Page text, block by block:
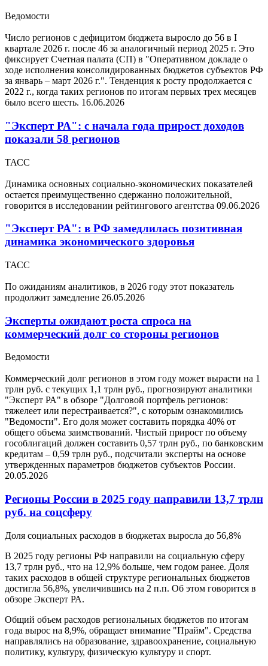
Ведомости
Число регионов с дефицитом бюджета выросло до 56 в I
квартале 2026 г. после 46 за аналогичный период 2025 г. Это
фиксирует Счетная палата (СП) в "Оперативном докладе о
ходе исполнения консолидированных бюджетов субъектов РФ
за январь – март 2026 г.". Тенденция к росту продолжается с
2022 г., когда таких регионов по итогам первых трех месяцев
было всего шесть. 16.06.2026
"Эксперт РА": с начала года прирост доходов
показали 58 регионов
ТАСС
Динамика основных социально-экономических показателей
остается преимущественно сдержанно положительной,
говорится в исследовании рейтингового агентства 09.06.2026
"Эксперт РА": в РФ замедлилась позитивная
динамика экономического здоровья
ТАСС
По ожиданиям аналитиков, в 2026 году этот показатель
продолжит замедление 26.05.2026
Эксперты ожидают роста спроса на
коммерческий долг со стороны регионов
Ведомости
Коммерческий долг регионов в этом году может вырасти на 1
трлн руб. с текущих 1,1 трлн руб., прогнозируют аналитики
"Эксперт РА" в обзоре "Долговой портфель регионов:
тяжелеет или перестраивается?", с которым ознакомились
"Ведомости". Его доля может составить порядка 40% от
общего объема заимствований. Чистый прирост по объему
гособлигаций должен составить 0,57 трлн руб., по банковским
кредитам – 0,59 трлн руб., подсчитали эксперты на основе
утвержденных параметров бюджетов субъектов России.
20.05.2026
Регионы России в 2025 году направили 13,7 трлн
руб. на соцсферу
Доля социальных расходов в бюджетах выросла до 56,8%
В 2025 году регионы РФ направили на социальную сферу
13,7 трлн руб., что на 12,9% больше, чем годом ранее. Доля
таких расходов в общей структуре региональных бюджетов
достигла 56,8%, увеличившись на 2 п.п. Об этом говорится в
обзоре Эксперт РА.
Общий объем расходов региональных бюджетов по итогам
года вырос на 8,9%, обращает внимание "Прайм". Средства
направлялись на образование, здравоохранение, социальную
политику, культуру, физическую культуру и спорт.